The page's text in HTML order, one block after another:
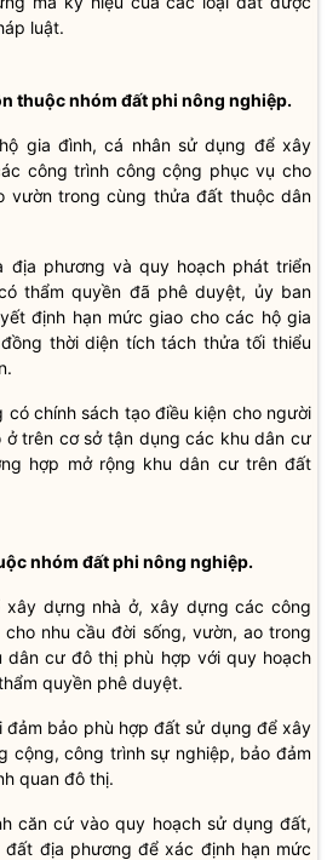
luật.
thuộc nhóm đất phi nông nghiệp.
gia đình, cá nhân sử dụng để xây
công trình công cộng phục vụ cho
vườn trong cùng thửa đất thuộc dân
địa phương và quy hoạch phát triển
thẩm quyền đã phê duyệt, ủy ban
định hạn mức giao cho các hộ gia
thời diện tích tách thửa tối thiểu
có chính sách tạo điều kiện cho người
trên cơ sở tận dụng các khu dân cư
hợp mở rộng khu dân cư trên đất
nhóm đất phi nông nghiệp.
dựng nhà ở, xây dựng các công
nhu cầu đời sống, vườn, ao trong
cư đô thị phù hợp với quy hoạch
quyền phê duyệt.
đảm bảo phù hợp đất sử dụng để xây
cộng, công trình sự nghiệp, bảo đảm
quan đô thị.
căn cứ vào quy hoạch sử dụng đất,
địa phương để xác định hạn mức